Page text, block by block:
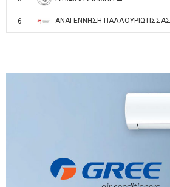
6 ΑΝΑΓΕΝΝΗΣΗ ΠΑΛΛΟΥΡΙΩΤΙΣΣΑΣ